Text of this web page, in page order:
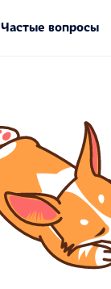
Частые вопросы